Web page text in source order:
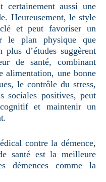
aussi une
Heureusement, le style
et peut favoriser un
le plan physique que
d’études suggèrent
de santé, combinant
alimentation, une bonne
le contrôle du stress,
sociales positives, peut
et maintenir un
contre la démence,
santé est la meilleure
démences comme la